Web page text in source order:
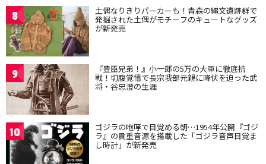
8 土偶なりきりパーカーも！青森の縄文遺跡群で
発掘された土偶がモチーフのキュートなグッズ
が新発売
9 『豊臣兄弟！』小一郎の5万の大軍に徹底抗
戦！切腹覚悟で長宗我部元親に降伏を迫った武
将・谷忠澄の生涯
10 ゴジラの咆哮で目覚める朝…1954年公開『ゴジ
ラ』の貴重音源を搭載した「ゴジラ音声目覚ま
し時計」が新発売